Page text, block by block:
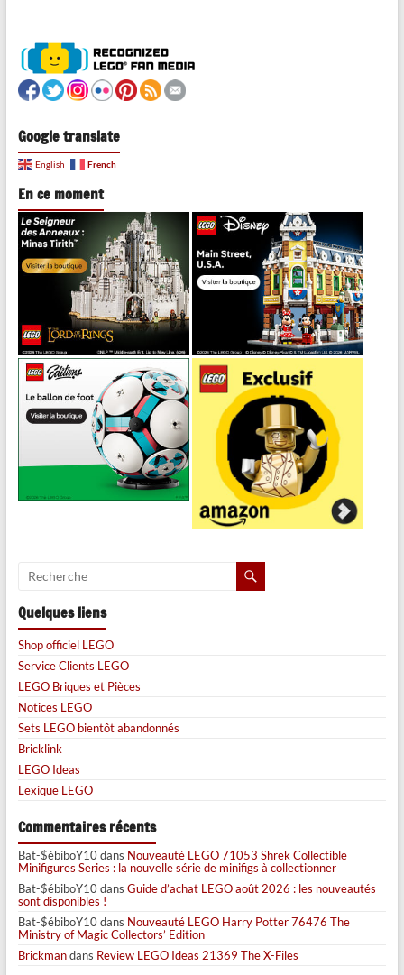
Google translate
English French
En ce moment
Quelques liens
Shop officiel LEGO
Service Clients LEGO
LEGO Briques et Pièces
Notices LEGO
Sets LEGO bientôt abandonnés
Bricklink
LEGO Ideas
Lexique LEGO
Commentaires récents
Bat-$ébiboY10dans Nouveauté LEGO 71053 Shrek Collectible
Minifigures Series : la nouvelle série de minifigs à collectionner
Bat-$ébiboY10dans Guide d’achat LEGO août 2026 : les nouveautés
sont disponibles !
Bat-$ébiboY10dans Nouveauté LEGO Harry Potter 76476 The
Ministry of Magic Collectors’ Edition
Brickmandans Review LEGO Ideas 21369 The X-Files